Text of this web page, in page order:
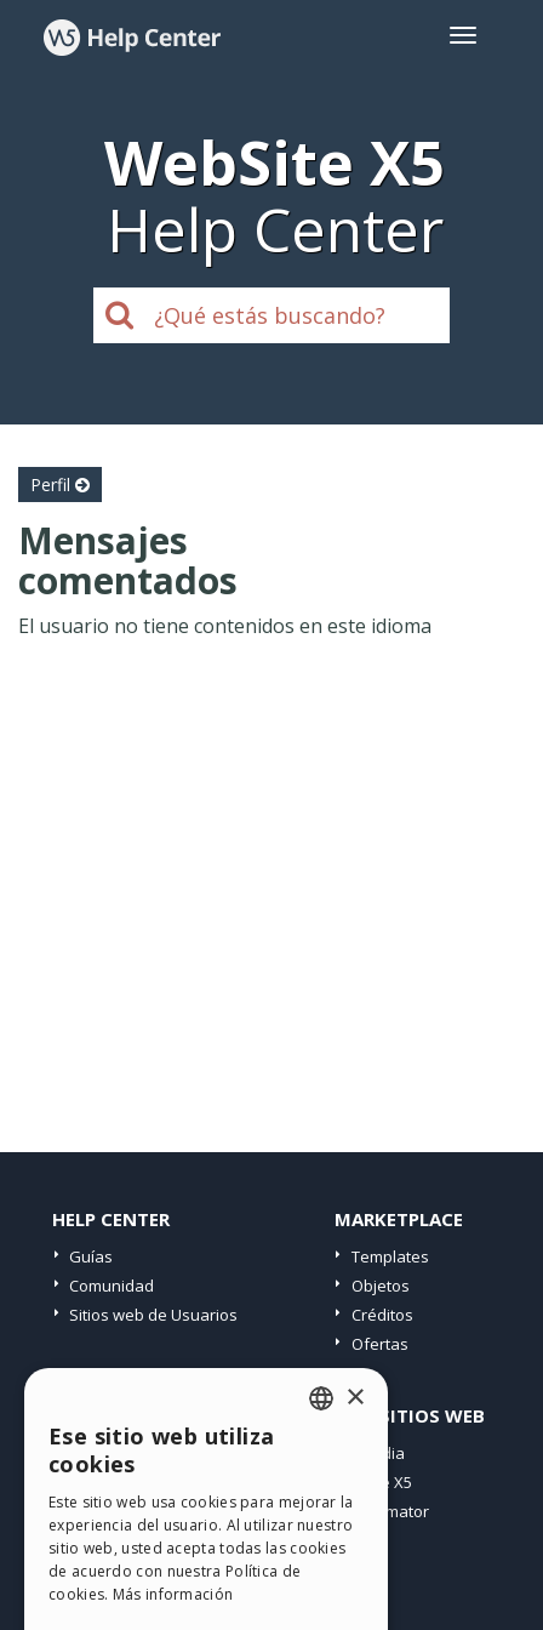
WebSite X5
Help Center
Perfil
Mensajes
comentados
El usuario no tiene contenidos en este idioma
HELP CENTER
Guías
Comunidad
Sitios web de Usuarios
MARKETPLACE
Templates
Objetos
Créditos
Ofertas
Mis post
Mis download
Espacio Web
Mis Créditos
OTROS SITIOS WEB
Incomedia
WebSite X5
WebAnimator
GERMAN
SPANISH
×
Ese sitio web utiliza
cookies
Este sitio web usa cookies para mejorar la
experiencia del usuario. Al utilizar nuestro
sitio web, usted acepta todas las cookies
de acuerdo con nuestra Política de
cookies. Más información